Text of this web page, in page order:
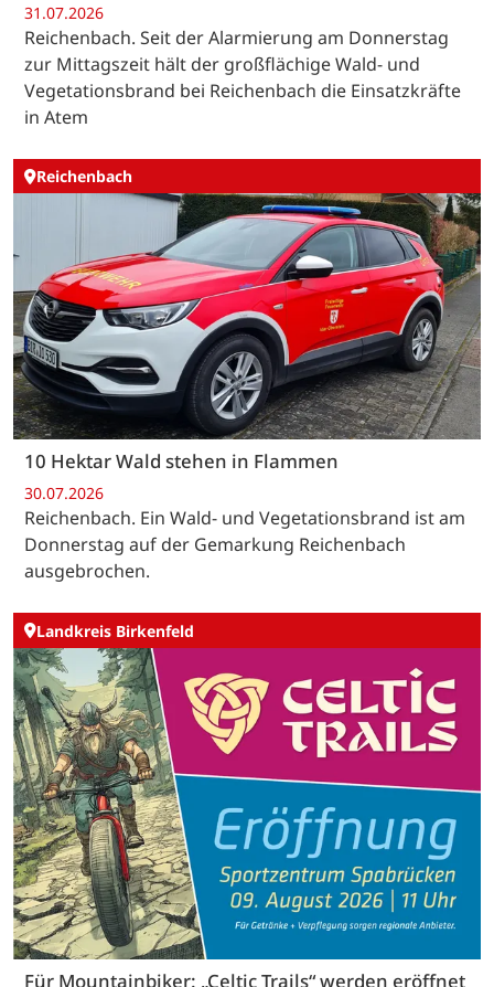
31.07.2026
Reichenbach. Seit der Alarmierung am Donnerstag
zur Mittagszeit hält der großflächige Wald- und
Vegetationsbrand bei Reichenbach die Einsatzkräfte
in Atem
Reichenbach
10 Hektar Wald stehen in Flammen
30.07.2026
Reichenbach. Ein Wald- und Vegetationsbrand ist am
Donnerstag auf der Gemarkung Reichenbach
ausgebrochen.
Landkreis Birkenfeld
Für Mountainbiker: „Celtic Trails“ werden eröffnet